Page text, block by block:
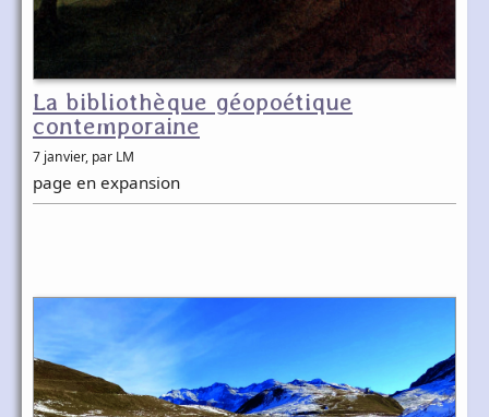
La bibliothèque géopoétique
contemporaine
7 janvier, par LM
page en expansion